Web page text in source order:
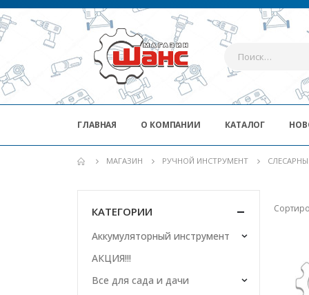
ГЛАВНАЯ О КОМПАНИИ КАТАЛОГ
МАГАЗИН РУЧНОЙ ИНСТРУМЕНТ
КАТЕГОРИИ
Аккумуляторный инструмент
АКЦИЯ!!!
Все для сада и дачи